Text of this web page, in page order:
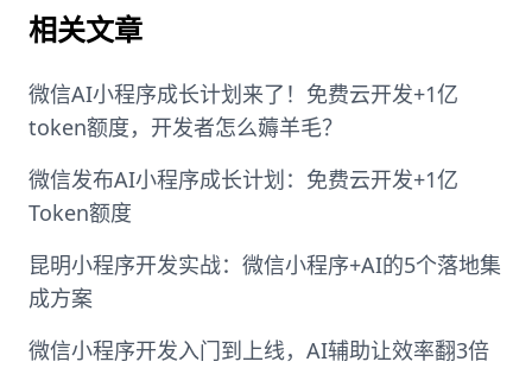
相关文章
微信AI小程序成长计划来了！免费云开发+1亿
token额度，开发者怎么薅羊毛？
微信发布AI小程序成长计划：免费云开发+1亿
Token额度
昆明小程序开发实战：微信小程序+AI的5个落地集
成方案
微信小程序开发入门到上线，AI辅助让效率翻3倍